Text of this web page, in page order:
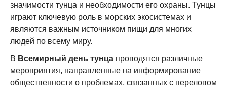
значимости тунца и необходимости его охраны. Тунцы
играют ключевую роль в морских экосистемах и
являются важным источником пищи для многих
людей по всему миру.
В Всемирный день тунца проводятся различные
мероприятия, направленные на информирование
общественности о проблемах, связанных с переловом